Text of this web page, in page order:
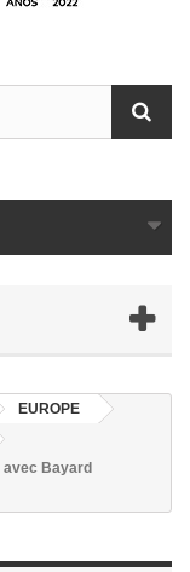
EUROPE
avec Bayard